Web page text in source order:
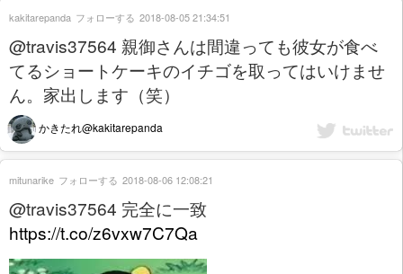
@travis37564 親御さんは間違っても彼女が食べ
てるショートケーキのイチゴを取ってはいけませ
ん。家出します（笑）
かきたれ@kakitarepanda
kakitarepanda フォローする 2018-08-05 21:34:51
@travis37564 完全に一致
https://t.co/z6vxw7C7Qa
mitunarike フォローする 2018-08-06 12:08:21